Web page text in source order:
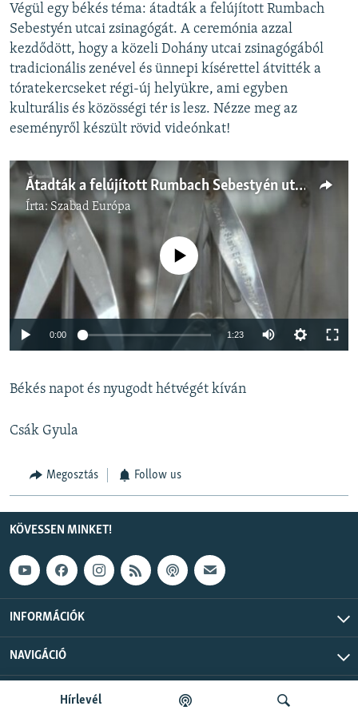
Hírlevél
Végül egy békés téma: átadták a felújított Rumbach
Sebestyén utcai zsinagógát. A ceremónia azzal
kezdődött, hogy a közeli Dohány utcai zsinagógából
tradicionális zenével és ünnepi kísérettel átvitték a
tóratekercseket régi-új helyükre, ami egyben
kulturális és közösségi tér is lesz. Nézze meg az
eseményről készült rövid videónkat!
Átadták a felújított Rumbach Sebestyén utcai zsinagógát
Írta: Szabad Európa
Jelenleg nincs elérhető tartalom
0:00 1:23
Békés napot és nyugodt hétvégét kíván
Csák Gyula
Megosztás Follow us
KÖVESSEN MINKET!
INFORMÁCIÓK
NAVIGÁCIÓ
Szabad Európa © 2026 RFE/RL, Inc. Minden jog fenntartva.